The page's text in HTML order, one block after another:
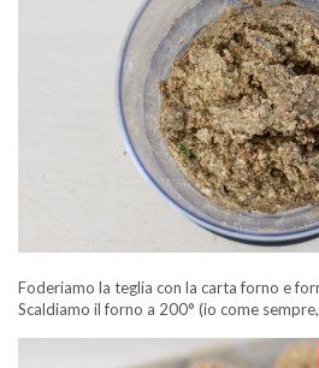
Foderiamo la teglia con la carta forno e
Scaldiamo il forno a 200° (io come